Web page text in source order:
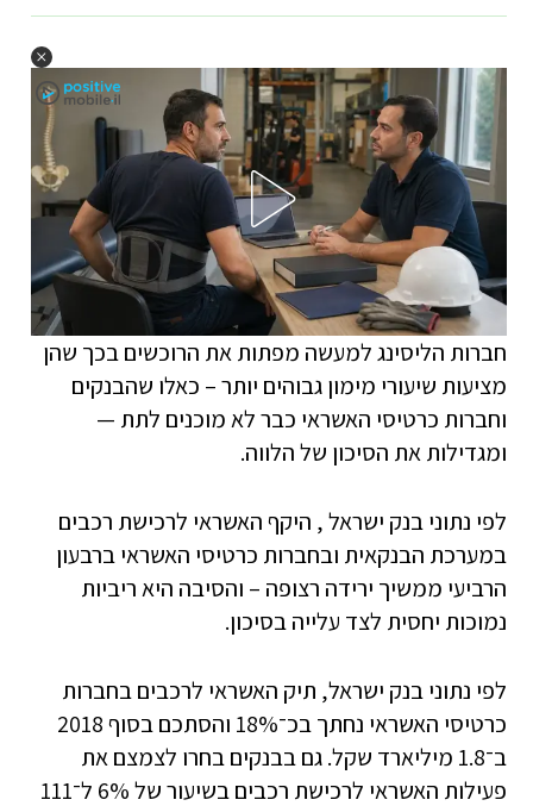
חברות הליסינג למעשה מפתות את הרוכשים בכך שהן
מציעות שיעורי מימון גבוהים יותר – כאלו שהבנקים
וחברות כרטיסי האשראי כבר לא מוכנים לתת —
ומגדילות את הסיכון של הלווה.
לפי נתוני בנק ישראל , היקף האשראי לרכישת רכבים
במערכת הבנקאית ובחברות כרטיסי האשראי ברבעון
הרביעי ממשיך ירידה רצופה – והסיבה היא ריביות
נמוכות יחסית לצד עלייה בסיכון.
לפי נתוני בנק ישראל, תיק האשראי לרכבים בחברות
כרטיסי האשראי נחתך בכ־18% והסתכם בסוף 2018
ב־1.8 מיליארד שקל. גם בבנקים בחרו לצמצם את
פעילות האשראי לרכישת רכבים בשיעור של 6% ל־111